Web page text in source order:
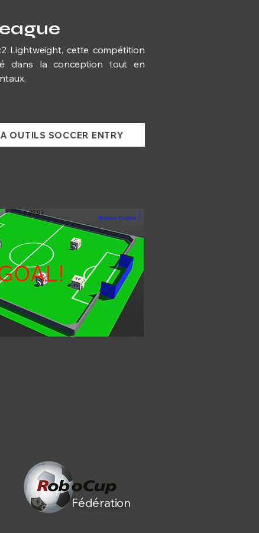
Lightweight, cette compétition
dans la conception tout en
OUTILS SOCCER ENTRY
Fédération